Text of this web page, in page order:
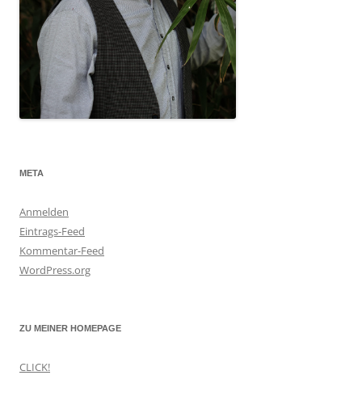
META
Anmelden
Eintrags-Feed
Kommentar-Feed
WordPress.org
ZU MEINER HOMEPAGE
CLICK!